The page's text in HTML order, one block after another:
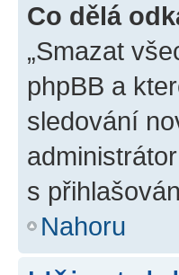
Co dělá
„Smazat
phpBB a
sledování
s
Nahoru